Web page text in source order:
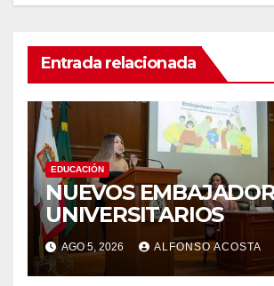
Entrada relacionada
EDUCACIÓN
NUEVOS
UNIVERSITARIOS
AGO 5, 2026 ALFONSO ACOSTA